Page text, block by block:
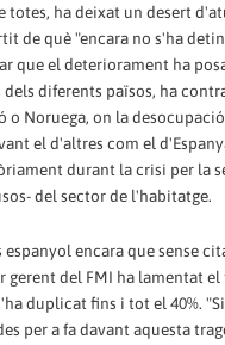
totes, ha deixat un desert
de què "encara no s'ha
que el deteriorament ha
diferents països, ha
o Noruega, on la
el d'altres com el
durant la crisi per la
del sector de l'habitatge.
espanyol encara que sense
gerent del FMI ha lamentat
duplicat fins i tot el 40%.
per a fa davant aquesta